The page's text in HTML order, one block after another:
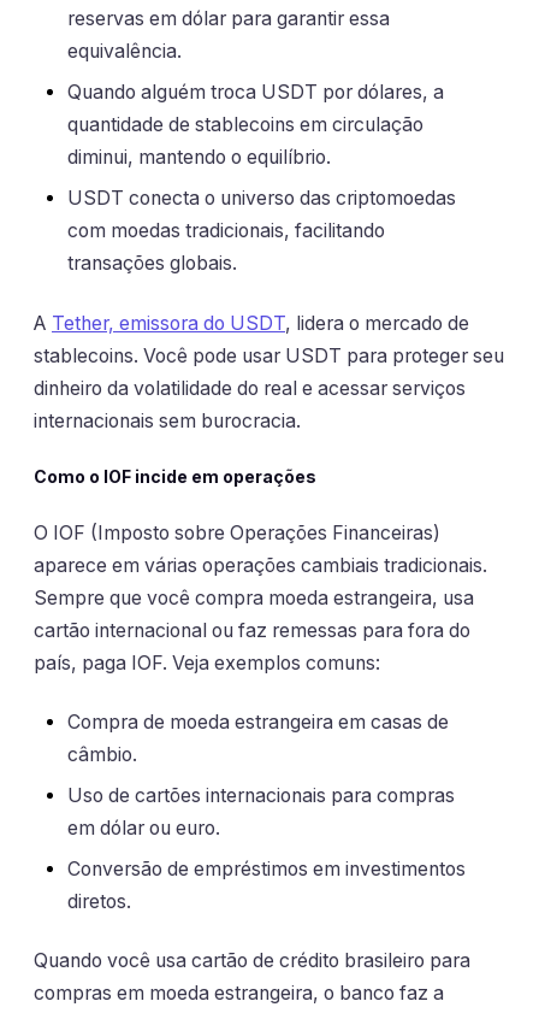
reservas em dólar para garantir essa
equivalência.
Quando alguém troca USDT por dólares, a
quantidade de stablecoins em circulação
diminui, mantendo o equilíbrio.
USDT conecta o universo das criptomoedas
com moedas tradicionais, facilitando
transações globais.
A Tether, emissora do USDT, lidera o mercado de
stablecoins. Você pode usar USDT para proteger seu
dinheiro da volatilidade do real e acessar serviços
internacionais sem burocracia.
Como o IOF incide em operações
O IOF (Imposto sobre Operações Financeiras)
aparece em várias operações cambiais tradicionais.
Sempre que você compra moeda estrangeira, usa
cartão internacional ou faz remessas para fora do
país, paga IOF. Veja exemplos comuns:
Compra de moeda estrangeira em casas de
câmbio.
Uso de cartões internacionais para compras
em dólar ou euro.
Conversão de empréstimos em investimentos
diretos.
Quando você usa cartão de crédito brasileiro para
compras em moeda estrangeira, o banco faz a